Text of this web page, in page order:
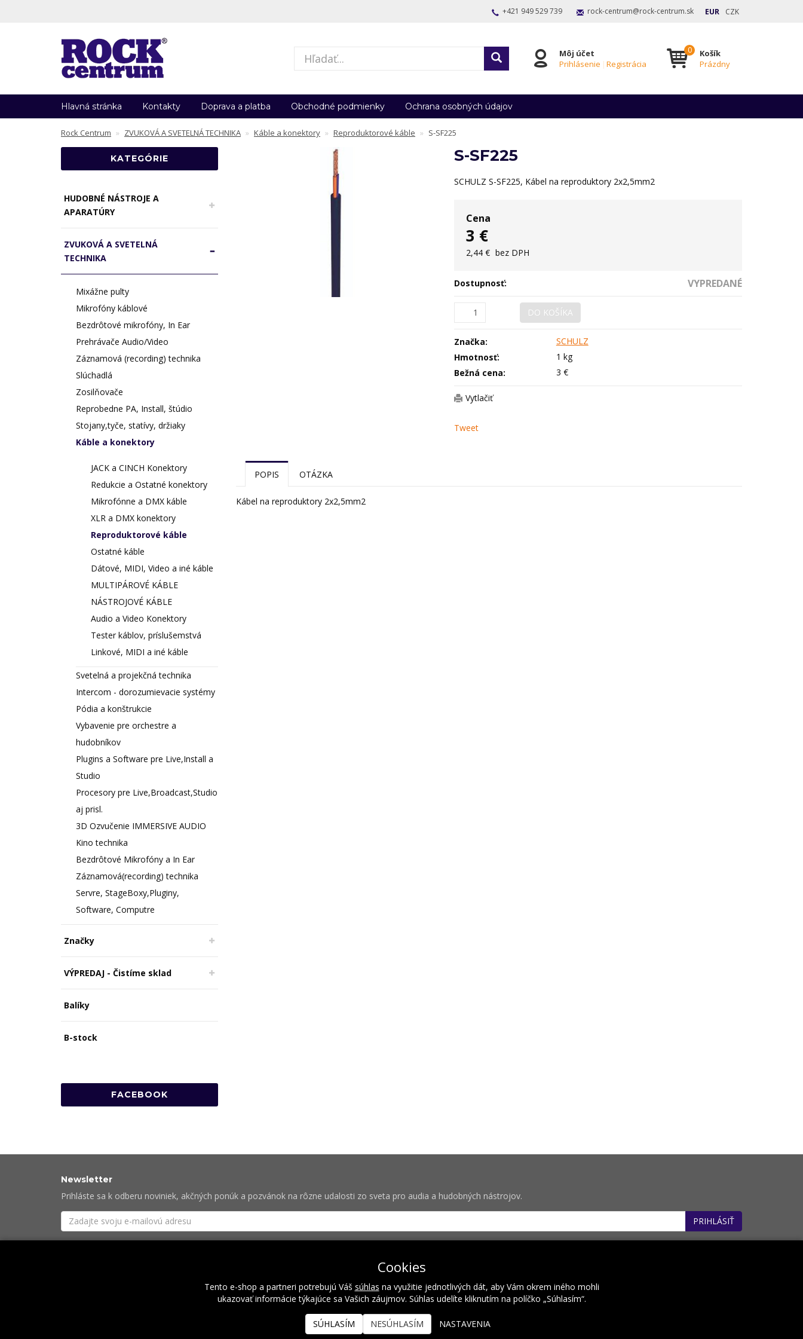
+421 949 529 739 rock-centrum@rock-centrum.sk EUR CZK
Môj účet
Prihlásenie | Registrácia
Košík
Prázdny
Hlavná stránka Kontakty Doprava a platba Obchodné podmienky Ochrana osobných údajov
Rock Centrum ZVUKOVÁ A SVETELNÁ TECHNIKA Káble a konektory Reproduktorové káble S-SF225
KATEGÓRIE
HUDOBNÉ NÁSTROJE A
APARATÚRY
ZVUKOVÁ A SVETELNÁ
TECHNIKA
Mixážne pulty
Mikrofóny káblové
Bezdrôtové mikrofóny, In Ear
Prehrávače Audio/Video
Záznamová (recording) technika
Slúchadlá
Zosilňovače
Reprobedne PA, Install, štúdio
Stojany,tyče, statívy, držiaky
Káble a konektory
JACK a CINCH Konektory
Redukcie a Ostatné konektory
Mikrofónne a DMX káble
XLR a DMX konektory
Reproduktorové káble
Ostatné káble
Dátové, MIDI, Video a iné káble
MULTIPÁROVÉ KÁBLE
NÁSTROJOVÉ KÁBLE
Audio a Video Konektory
Tester káblov, príslušemstvá
Linkové, MIDI a iné káble
Svetelná a projekčná technika
Intercom - dorozumievacie systémy
Pódia a konštrukcie
Vybavenie pre orchestre a
hudobníkov
Plugins a Software pre Live,Install a
Studio
Procesory pre Live,Broadcast,Studio
aj prisl.
3D Ozvučenie IMMERSIVE AUDIO
Kino technika
Bezdrôtové Mikrofóny a In Ear
Záznamová(recording) technika
Servre, StageBoxy,Pluginy,
Software, Computre
Značky
VÝPREDAJ - Čistíme sklad
Balíky
B-stock
FACEBOOK
S-SF225
SCHULZ S-SF225, Kábel na reproduktory 2x2,5mm2
Cena
3 €
2,44 € bez DPH
Dostupnosť: VYPREDANÉ
DO KOŠÍKA
Značka:
SCHULZ
Hmotnosť:
1 kg
Bežná cena:
3 €
Vytlačiť
Tweet
POPIS OTÁZKA
Kábel na reproduktory 2x2,5mm2
Newsletter
Prihláste sa k odberu noviniek, akčných ponúk a pozvánok na rôzne udalosti zo sveta pro audia a hudobných nástrojov.
PRIHLÁSIŤ
O nás Naše hodnoty Inštalácie Referencie Kalendár podujatí Kontakt
Cookies
Tento e-shop a partneri potrebujú Váš súhlas na využitie jednotlivých dát, aby Vám okrem iného mohli
ukazovať informácie týkajúce sa Vašich záujmov. Súhlas udelíte kliknutím na políčko „Súhlasím“.
SÚHLASÍM NESÚHLASÍM NASTAVENIA